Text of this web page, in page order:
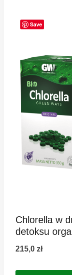
Save
Chlorella w
detoksu
215,0 zł